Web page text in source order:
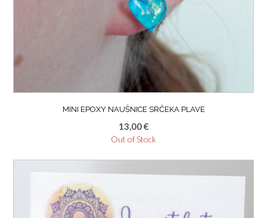
MINI EPOXY NAUŠNICE SRČEKA PLAVE
13,00€
Out of Stock